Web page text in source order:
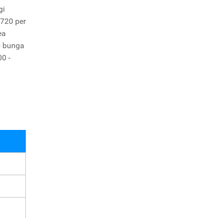
per
bunga
-